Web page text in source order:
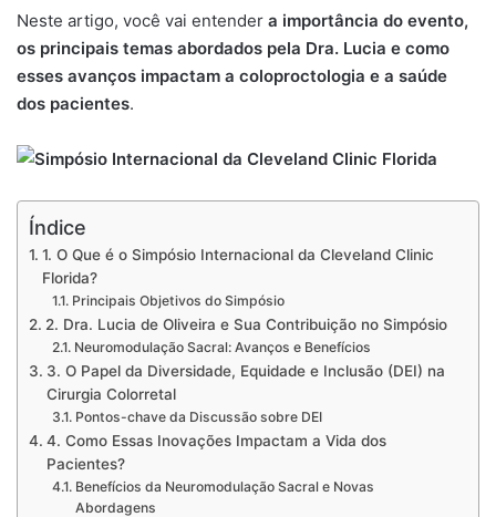
Neste artigo, você vai entender a importância do evento,
os principais temas abordados pela Dra. Lucia e como
esses avanços impactam a coloproctologia e a saúde
dos pacientes.
Índice
1. O Que é o Simpósio Internacional da Cleveland Clinic
Florida?
Principais Objetivos do Simpósio
2. Dra. Lucia de Oliveira e Sua Contribuição no Simpósio
Neuromodulação Sacral: Avanços e Benefícios
3. O Papel da Diversidade, Equidade e Inclusão (DEI) na
Cirurgia Colorretal
Pontos-chave da Discussão sobre DEI
4. Como Essas Inovações Impactam a Vida dos
Pacientes?
Benefícios da Neuromodulação Sacral e Novas
Abordagens